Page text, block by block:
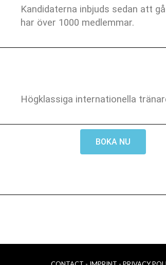
Kandidaterna inbjuds sedan att
har över 1000 medlemmar.
Högklassiga internationella
BOKA NU